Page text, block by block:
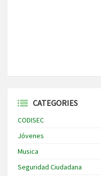
CATEGORIES
CODISEC
Jóvenes
Musica
Seguridad Ciudadana